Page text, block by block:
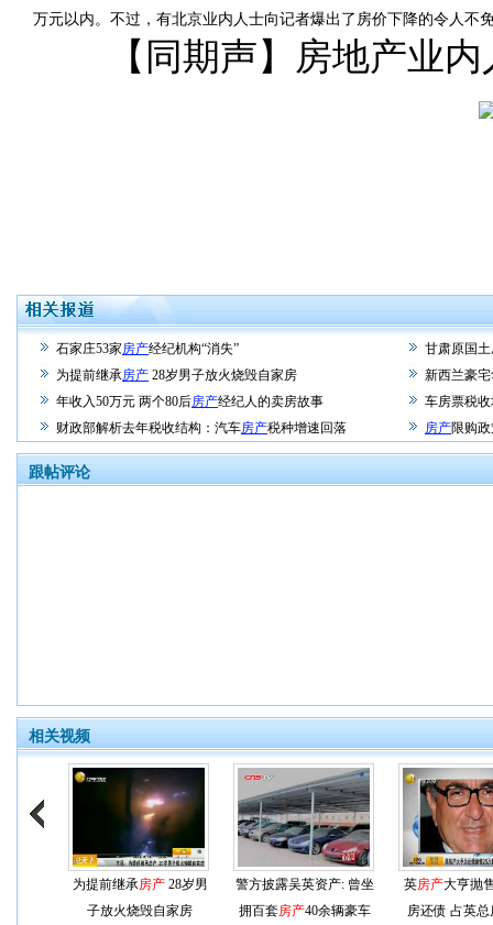
万元以内。不过，有北京业内人士向记者爆出了房价下降的令人不
【同期声】房地产业内
石家庄53家房产经纪机构“消失”
甘肃原国
为提前继承房产 28岁男子放火烧毁自家房
新西兰豪
年收入50万元 两个80后房产经纪人的卖房故事
车房票税
财政部解析去年税收结构：汽车房产税种增速回落 房产限购
跟帖评论
相关视频
为提前继承房产28岁男
子放火烧毁自家房
警方披露吴英资产: 曾坐
拥百套房产40余辆豪车
英房产大亨抛
房还债 占英总